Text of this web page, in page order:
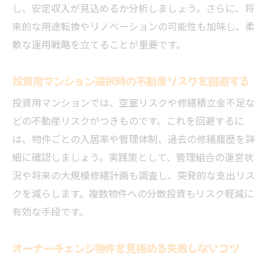
し、安定収入が見込めるか分析しましょう。さらに、将
来的な用途転換やリノベーションの可能性も加味し、柔
軟な運用戦略を立てることが重要です。
投資用マンション選択時の不動産リスクを回避する
投資用マンションでは、空室リスクや修繕積立金不足な
どの不動産リスクがつきものです。これを回避するに
は、物件ごとの入居率や管理体制、過去の修繕履歴を詳
細に確認しましょう。実践策として、管理組合の運営状
況や将来の大規模修繕計画も調査し、突発的な支出リス
クを減らします。複数物件への分散投資もリスク軽減に
有効な手段です。
オーナーチェンジ物件を見極める失敗しないコツ